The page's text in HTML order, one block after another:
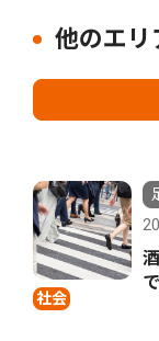
他のエリ
社会